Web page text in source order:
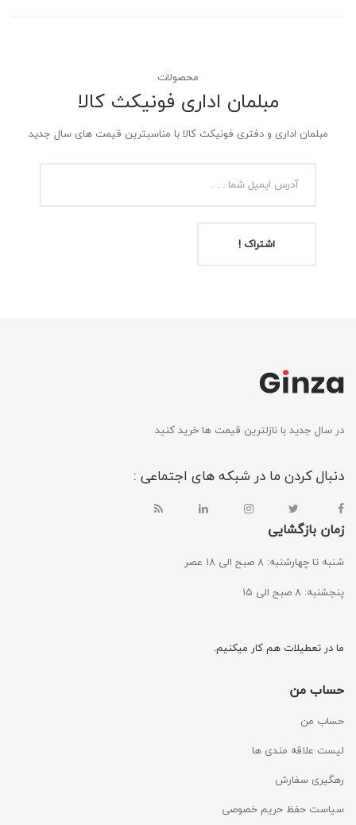
محصولات
مبلمان اداری فونیکث کالا
مبلمان اداری و دفتری فونیکث کالا با مناسبترین قیمت های سال جدید
اشتراک !
در سال جدید با نازلترین قیمت ها خرید کنید
دنبال کردن ما در شبکه های اجتماعی :
زمان بازگشایی
شنبه تا چهارشنبه: ۸ صبح الی ۱۸ عصر
پنجشنبه: ۸ صبح الی ۱۵
ما در تعطیلات هم کار میکنیم.
حساب من
حساب من
لیست علاقه مندی ها
رهگیری سفارش
سیاست حفظ حریم خصوصی